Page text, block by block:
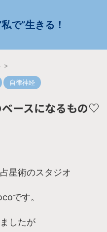
で”生きる！
>
自律神経
ースになるもの♡
星術のスタジオ
です。
したが